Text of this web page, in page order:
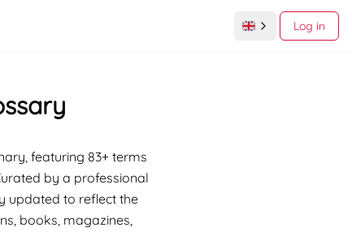
Log in
featuring 83+ terms
by a professional
updated to reflect the
books, magazines,